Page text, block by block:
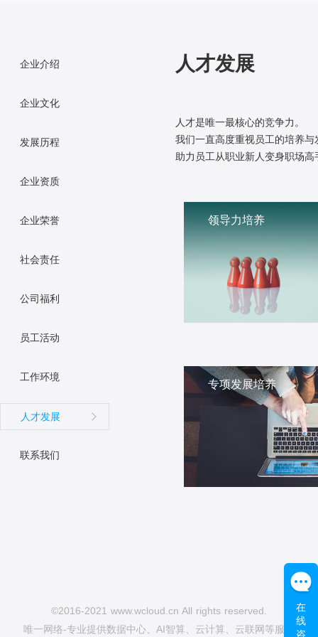
企业介绍
企业文化
发展历程
企业资质
企业荣誉
社会责任
公司福利
员工活动
工作环境
人才发展
联系我们
人才发展
人才是唯一最核心的竞争力。
我们一直高度重视员工的培养
助力员工从职业新人变身职场
领导力培养
专项发展培养
©2016-2021 www.wcloud.cn All rights reserved.
唯一网络-专业提供数据中心、AI智算、云计算、云联网等服务
在
线
咨